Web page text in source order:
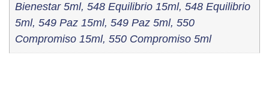
Bienestar 5ml, 548 Equilibrio 15ml, 548 Equilibrio
5ml, 549 Paz 15ml, 549 Paz 5ml, 550
Compromiso 15ml, 550 Compromiso 5ml